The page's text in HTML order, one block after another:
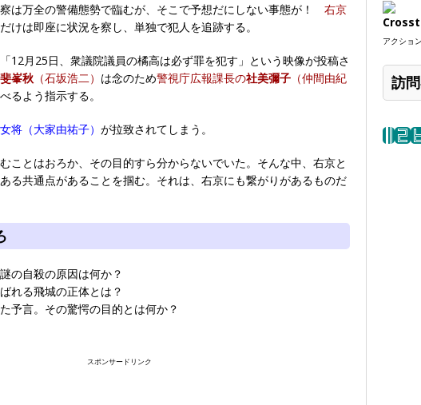
は万全の警備態勢で臨むが、そこで予想だにしない事態が！ 右京
だけは即座に状況を察し、単独で犯人を追跡する。
12月25日、衆議院議員の橘高は必ず罪を犯す」という映像が投稿さ
峯秋 （石坂浩二） は念のため警視庁広報課長の社美彌子 （仲間由紀
るよう指示する。
将（大家由祐子） が拉致されてしまう。
ことはおろか、その目的すら分からないでいた。そんな中、右京と
る共通点があることを掴む。それは、右京にも繋がりがあるものだ
の自殺の原因は何か？
れる飛城の正体とは？
予言。その驚愕の目的とは何か？
スポンサードリンク
アクショ
訪